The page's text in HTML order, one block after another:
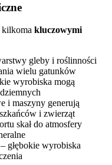
kilkoma kluczowymi
gleby i roślinności
wielu gatunków
wyrobiska mogą
i maszyny generują
i zwierząt
skał do atmosfery
– głębokie wyrobiska